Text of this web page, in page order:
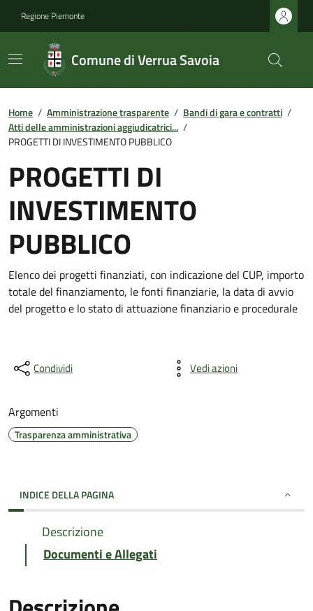
Regione Piemonte
Comune di Verrua Savoia
Home / Amministrazione trasparente / Bandi di gara e contratti /
Atti delle amministrazioni aggiudicatrici... /
PROGETTI DI INVESTIMENTO PUBBLICO
PROGETTI DI
INVESTIMENTO
PUBBLICO
Elenco dei progetti finanziati, con indicazione del CUP, importo
totale del finanziamento, le fonti finanziarie, la data di avvio
del progetto e lo stato di attuazione finanziario e procedurale
Condividi Vedi azioni
Argomenti
Trasparenza amministrativa
INDICE DELLA PAGINA
Descrizione
Documenti e Allegati